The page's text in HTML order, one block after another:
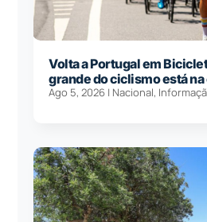
Volta a Portugal em
grande do ciclismo está
Ago 5, 2026 | Nacional,